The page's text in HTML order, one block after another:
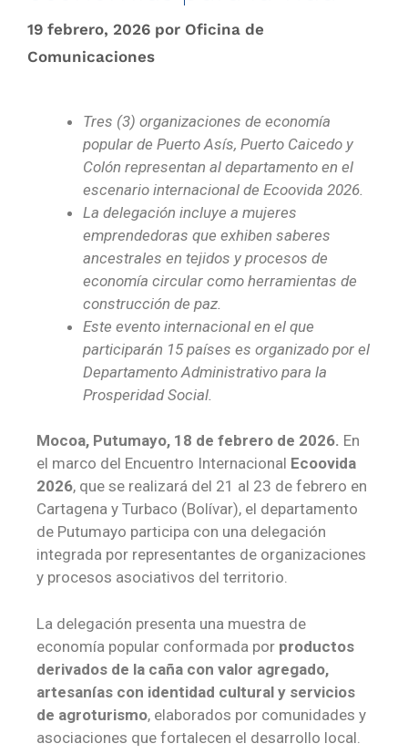
19 febrero, 2026 por Oficina de
Comunicaciones
Tres (3) organizaciones de economía
popular de Puerto Asís, Puerto Caicedo y
Colón representan al departamento en el
escenario internacional de Ecoovida 2026.
La delegación incluye a mujeres
emprendedoras que exhiben saberes
ancestrales en tejidos y procesos de
economía circular como herramientas de
construcción de paz.
Este evento internacional en el que
participarán 15 países es organizado por el
Departamento Administrativo para la
Prosperidad Social.
Mocoa, Putumayo, 18 de febrero de 2026. En
el marco del Encuentro Internacional Ecoovida
2026, que se realizará del 21 al 23 de febrero en
Cartagena y Turbaco (Bolívar), el departamento
de Putumayo participa con una delegación
integrada por representantes de organizaciones
y procesos asociativos del territorio.
La delegación presenta una muestra de
economía popular conformada por productos
derivados de la caña con valor agregado,
artesanías con identidad cultural y servicios
de agroturismo, elaborados por comunidades y
asociaciones que fortalecen el desarrollo local.